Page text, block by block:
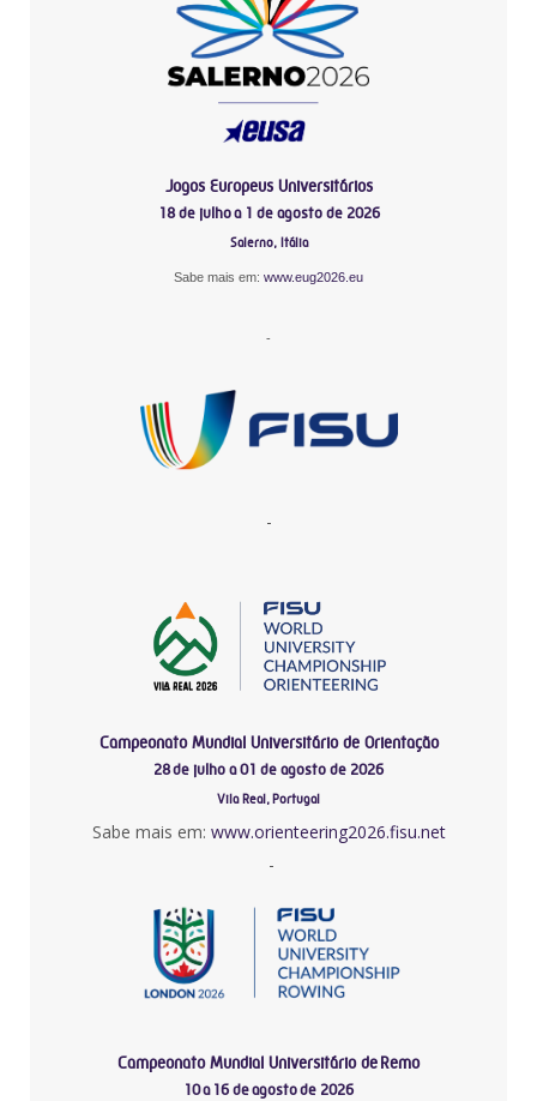
Jogos Europeus Universitários
18 de julho a 1 de agosto de 2026
Salerno, Itália
Sabe mais em: www.eug2026.eu
-
-
Campeonato Mundial Universitário de Orientação
28 de julho a 01 de agosto de 2026
Vila Real, Portugal
Sabe mais em: www.orienteering2026.fisu.net
-
Campeonato Mundial Universitário de Remo
10 a 16 de agosto de 2026